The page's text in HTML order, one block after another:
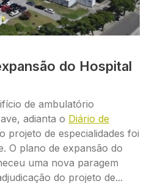
do Hospital
de ambulatório
adianta o Diário de
projeto de especialidades foi
O plano de expansão do
uma nova paragem
do projeto de...